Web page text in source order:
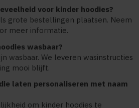
voor kinder hoodies?
grote bestellingen plaatsen. Neem
meer informatie.
wasbaar?
wasbaar. We leveren wasinstructies
mooi blijft.
laten personaliseren met naam
om kinder hoodies te